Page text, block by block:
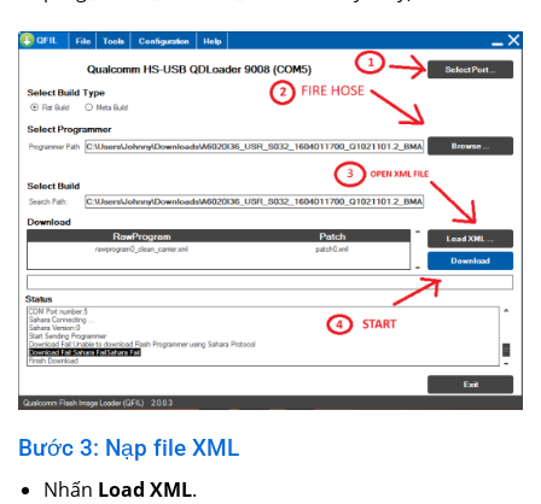
Bước 3: Nạp file XML
Nhấn Load XML.